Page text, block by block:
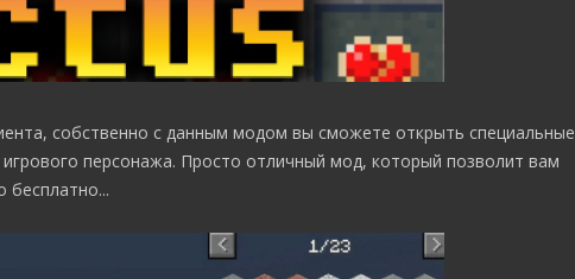
собственно с данным модом вы сможете открыть специальные
персонажа. Просто отличный мод, который позволит вам
бесплатно...